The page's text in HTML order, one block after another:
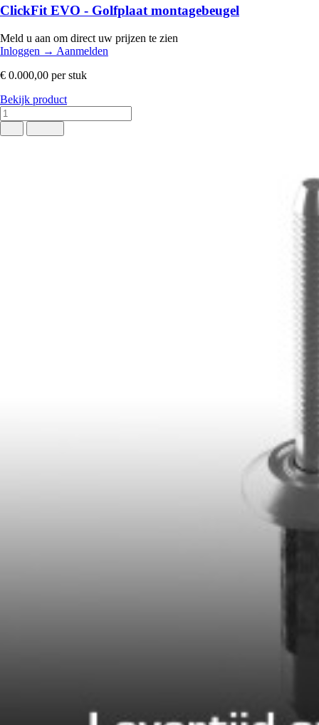
ClickFit EVO - Golfplaat montagebeugel
Meld u aan om direct uw prijzen te zien
Inloggen → Aanmelden
€ 0.000,00 per stuk
Bekijk product